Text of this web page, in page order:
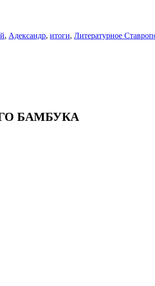
, Адександр, итоги, Литературное
БАМБУКА